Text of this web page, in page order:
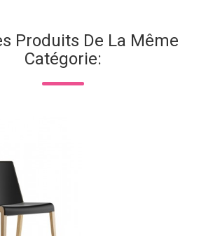
Produits De La Même
Catégorie: